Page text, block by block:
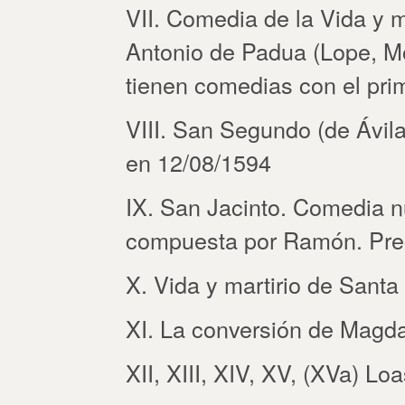
VII. Comedia de la Vida y
Antonio de Padua (Lope,
tienen comedias con el
VIII. San Segundo (de
en 12/08/1594
IX. San Jacinto. Comedia
compuesta por Ramón.
X. Vida y martirio de
XI. La conversión de
XII, XIII, XIV, XV, (XVa)